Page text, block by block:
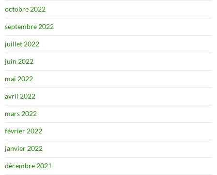
octobre 2022
septembre 2022
juillet 2022
juin 2022
mai 2022
avril 2022
mars 2022
février 2022
janvier 2022
décembre 2021